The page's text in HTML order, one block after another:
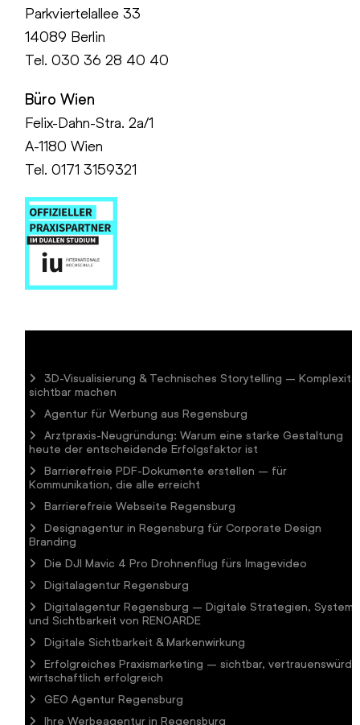
Parkviertelallee 33
14089 Berlin
Tel.030 36 28 40 40
Büro Wien
Felix-Dahn-Stra. 2a/1
A-1180 Wien
Tel. 0171 3159321
3D-Visualisierung & Technisches Storytelling –
sichtbar machen
Agentur für Werbung aus Regensburg
Arztpraxis-Neugründung: Warum eine starke Gestaltung
heute der entscheidende Erfolgsfaktor ist
Barrierefreie PDF-Dokumente erstellen – für
Kommunikation, die alle erreicht
Barrierefreie Webseite Regensburg
Designagentur in Regensburg für Corporate Design
Branding
Die DJI Mavic 4 Pro Drohnenflug fürs Imagevideo
Digitalagentur Regensburg
Digitalagentur Regensburg – Digitale Strategien,
und Sichtbarkeit von RENOARDE
Digitale Sichtbarkeit & Markenwirkung
Erfolgreiches Praxismarketing – sichtbar,
wirtschaftlich erfolgreich
GEO Agentur Regensburg
Ihre Werbeagentur in Regensburg